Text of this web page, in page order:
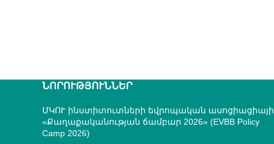
ՆՈՐՈՒԹՅՈՒՆՆԵՐ
ՄԿՈՒ ինստիտուտների եվրոպական ասոցիացիայի
«Քաղաքականության ճամբար 2026» (EVBB Policy
Camp 2026)